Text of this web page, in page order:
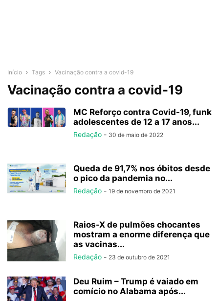
Início Tags Vacinação contra a covid-19
Vacinação contra a covid-19
MC Reforço contra Covid-19, funk
adolescentes de 12 a 17 anos...
Redação - 30 de maio de 2022
Queda de 91,7% nos óbitos desde
o pico da pandemia no...
Redação - 19 de novembro de 2021
Raios-X de pulmões chocantes
mostram a enorme diferença que
as vacinas...
Redação - 23 de outubro de 2021
Deu Ruim – Trump é vaiado em
comício no Alabama após...